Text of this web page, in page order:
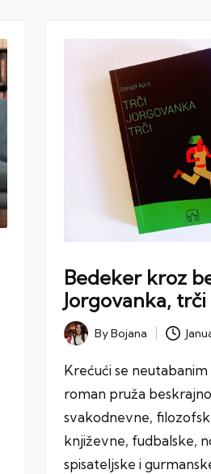
Bedeker kroz
Jorgovanka, trči
PostedByBojana
Krećući se
roman pruža
svakodnevne,
književne, fudbalske,
spisateljske i